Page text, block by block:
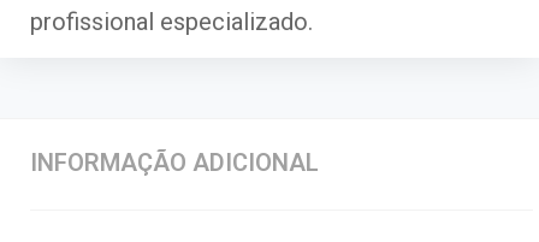
profissional especializado.
INFORMAÇÃO ADICIONAL